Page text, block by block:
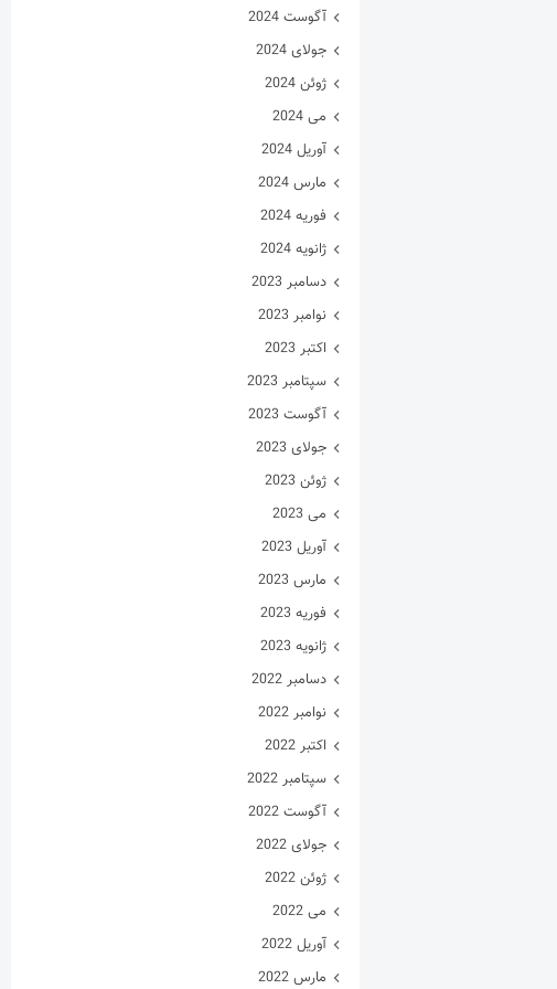
آگوست 2024
جولای 2024
ژوئن 2024
می 2024
آوریل 2024
مارس 2024
فوریه 2024
ژانویه 2024
دسامبر 2023
نوامبر 2023
اکتبر 2023
سپتامبر 2023
آگوست 2023
جولای 2023
ژوئن 2023
می 2023
آوریل 2023
مارس 2023
فوریه 2023
ژانویه 2023
دسامبر 2022
نوامبر 2022
اکتبر 2022
سپتامبر 2022
آگوست 2022
جولای 2022
ژوئن 2022
می 2022
آوریل 2022
مارس 2022